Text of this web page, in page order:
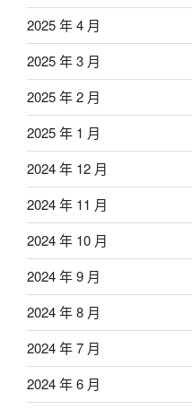
2025 年 4 月
2025 年 3 月
2025 年 2 月
2025 年 1 月
2024 年 12 月
2024 年 11 月
2024 年 10 月
2024 年 9 月
2024 年 8 月
2024 年 7 月
2024 年 6 月